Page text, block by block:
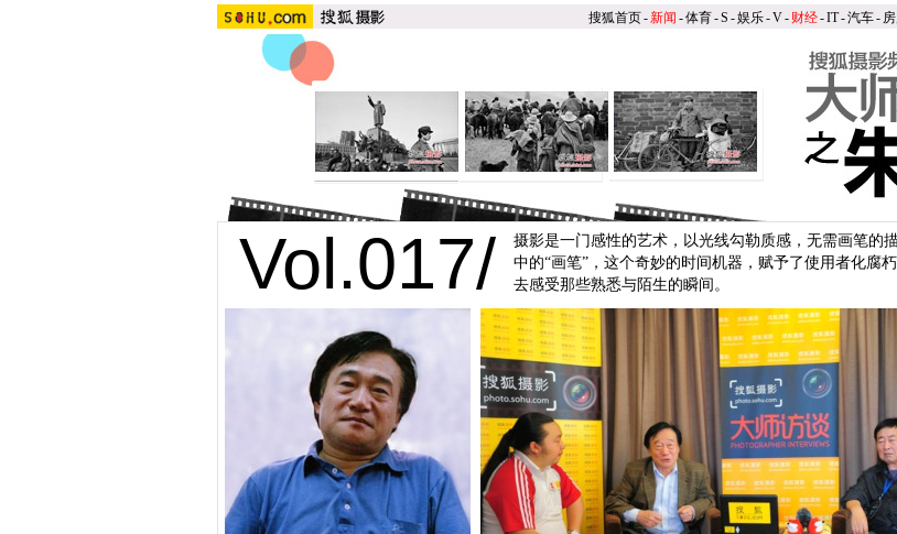
搜狐首页-新闻 -体育-S -娱乐-V- 财经-IT-汽车-
Vol.017/
摄影是一门感性的艺术，以光线勾勒质感，无需画笔的
中的“画笔”，这个奇妙的时间机器，赋予了使用者化腐
去感受那些熟悉与陌生的瞬间。